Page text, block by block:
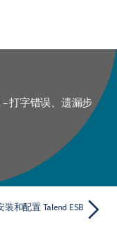
打字错误、遗漏步
装和配置 Talend ESB